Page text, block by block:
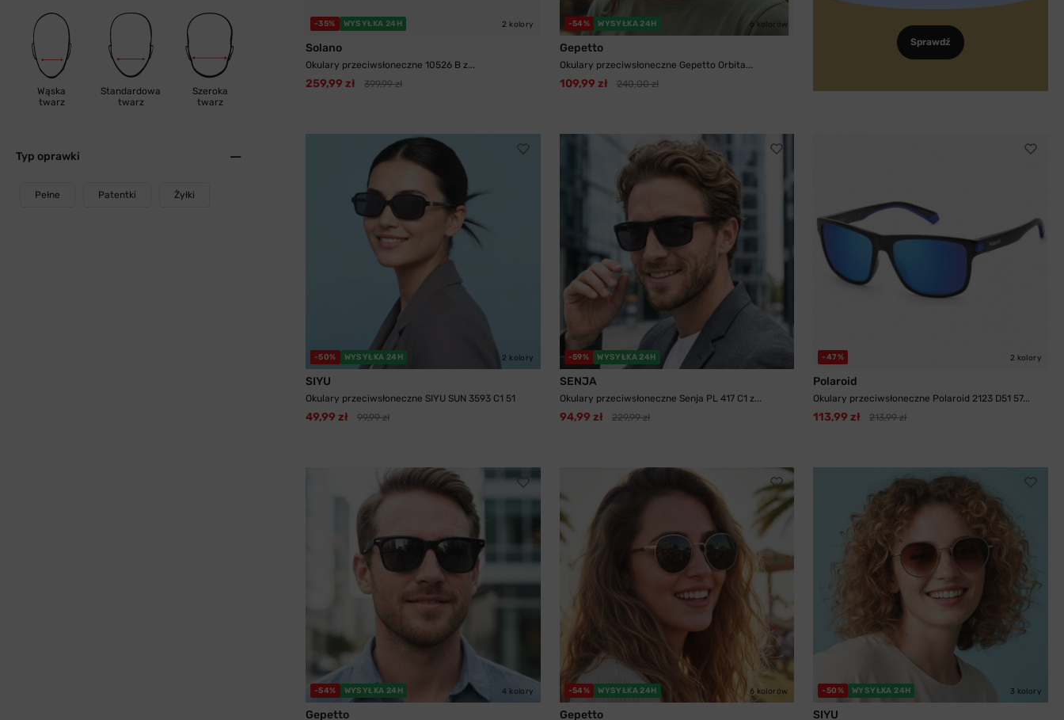
Wąska
twarz
Standardowa
twarz
Szeroka
twarz
Typ oprawki
Pełne Patentki Żyłki
-35% WYSYŁKA 24H 2 kolory
Solano
Okulary przeciwsłoneczne 10526 B z...
259,99 zł 399,99 zł
-54% WYSYŁKA 24H 6 kolorów
Gepetto
Okulary przeciwsłoneczne Gepetto Orbita...
109,99 zł 240,00 zł
Sprawdź
-50% WYSYŁKA 24H 2 kolory
SIYU
Okulary przeciwsłoneczne SIYU SUN 3593 C1 51
49,99 zł 99,99 zł
-59% WYSYŁKA 24H
SENJA
Okulary przeciwsłoneczne Senja PL 417 C1 z...
94,99 zł 229,99 zł
-47% 2 kolory
Polaroid
Okulary przeciwsłoneczne Polaroid 2123 D51 57...
113,99 zł 213,99 zł
-54% WYSYŁKA 24H 4 kolory
Gepetto
-54% WYSYŁKA 24H 6 kolorów
Gepetto
-50% WYSYŁKA 24H 3 kolory
SIYU